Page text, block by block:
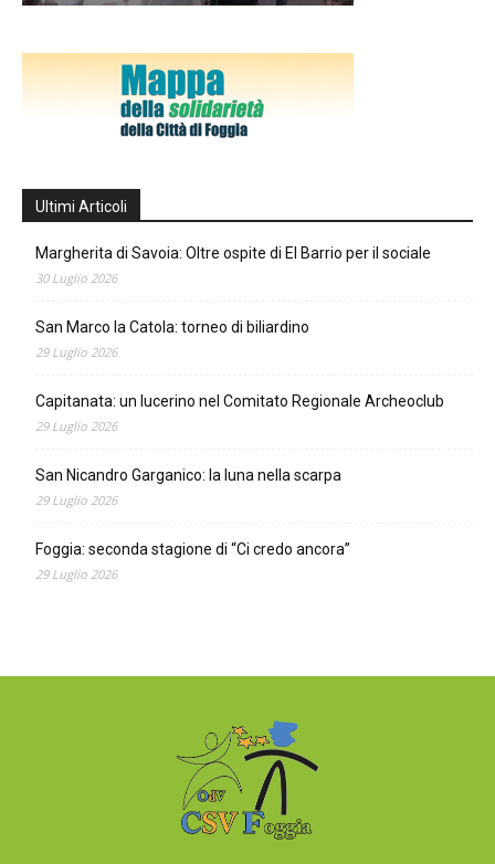
Ultimi Articoli
Margherita di Savoia: Oltre ospite di El Barrio per il sociale
30 Luglio 2026
San Marco la Catola: torneo di biliardino
29 Luglio 2026
Capitanata: un lucerino nel Comitato Regionale Archeoclub
29 Luglio 2026
San Nicandro Garganico: la luna nella scarpa
29 Luglio 2026
Foggia: seconda stagione di “Ci credo ancora”
29 Luglio 2026